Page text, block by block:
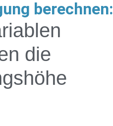
berechnen:
die